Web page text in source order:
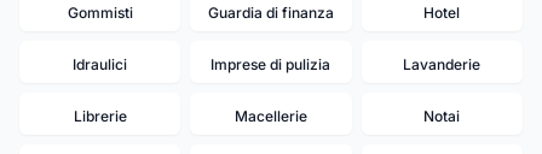
Gommisti Guardia di finanza Hotel
Idraulici Imprese di pulizia Lavanderie
Librerie Macellerie Notai